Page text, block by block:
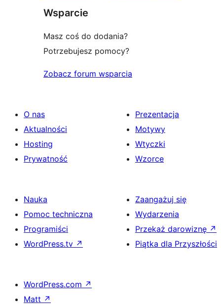
Wsparcie
Masz coś do dodania?
Potrzebujesz pomocy?
Zobacz forum wsparcia
O nas
Aktualności
Hosting
Prywatność
Prezentacja
Motywy
Wtyczki
Wzorce
Nauka
Pomoc techniczna
Programiści
WordPress.tv ↗
Zaangażuj się
Wydarzenia
Przekaż darowiznę ↗
Piątka dla Przyszłości
WordPress.com ↗
Matt ↗